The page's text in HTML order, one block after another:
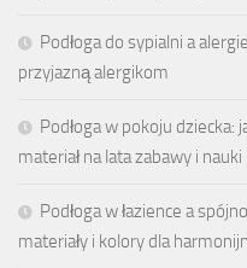
Podłoga do sypialni a
przyjazną alergikom
Podłoga w pokoju dziecka:
materiał na lata zabawy i nauki
Podłoga w łazience a
materiały i kolory dla